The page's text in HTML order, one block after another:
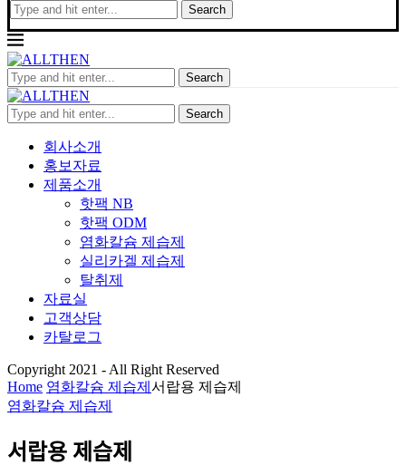
Search
Search
Search
회사소개
홍보자료
제품소개
핫팩 NB
핫팩 ODM
염화칼슘 제습제
실리카겔 제습제
탈취제
자료실
고객상담
카탈로그
Copyright 2021 - All Right Reserved
Home 염화칼슘 제습제 서랍용 제습제
염화칼슘 제습제
서랍용 제습제